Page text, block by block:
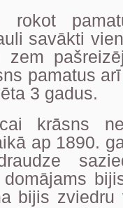
rokot
savākti
pamatus
3 gadus.
krāsns
ap 1890.
bijis zviedru